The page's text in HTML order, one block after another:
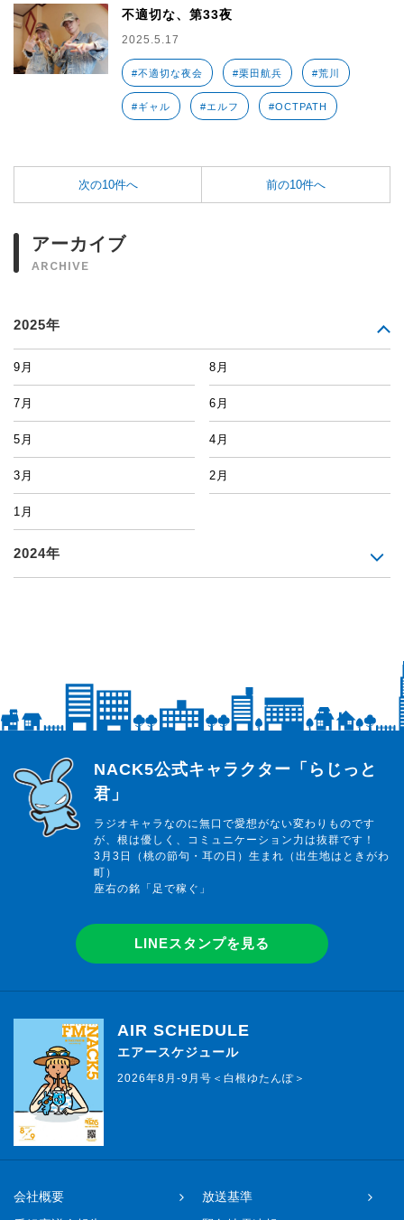
不適切な、第33夜
2025.5.17
#不適切な夜会 #栗田航兵 #荒川
#ギャル #エルフ #OCTPATH
次の10件へ 前の10件へ
アーカイブ
ARCHIVE
2025年
9月 8月
7月 6月
5月 4月
3月 2月
1月
2024年
らじっと君
NACK5公式キャラクター「らじっと
君」
ラジオキャラなのに無口で愛想がない変わりものです
が、根は優しく、コミュニケーション力は抜群です！
3月3日（桃の節句・耳の日）生まれ（出生地はときがわ
町）
座右の銘「足で稼ぐ」
LINEスタンプを見る
AIR SCHEDULE
エアースケジュール
2026年8月-9月号＜白根ゆたんぽ＞
会社概要
放送基準